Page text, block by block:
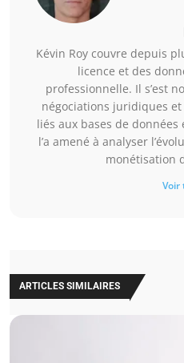
Kévin Roy couvre depuis
licence et des
professionnelle. Il s’est
négociations juridiques
liés aux bases de
l’a amené à analyser
monétisation
Voir
ARTICLES SIMILAIRES